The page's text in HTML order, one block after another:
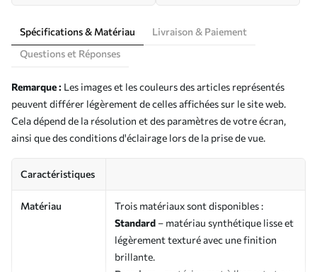
Spécifications & Matériau
Livraison & Paiement
Questions et Réponses
Remarque : Les images et les couleurs des articles représentés
peuvent différer légèrement de celles affichées sur le site web.
Cela dépend de la résolution et des paramètres de votre écran,
ainsi que des conditions d'éclairage lors de la prise de vue.
Caractéristiques
Matériau
Trois matériaux sont disponibles :
Standard – matériau synthétique lisse et
légèrement texturé avec une finition
brillante.